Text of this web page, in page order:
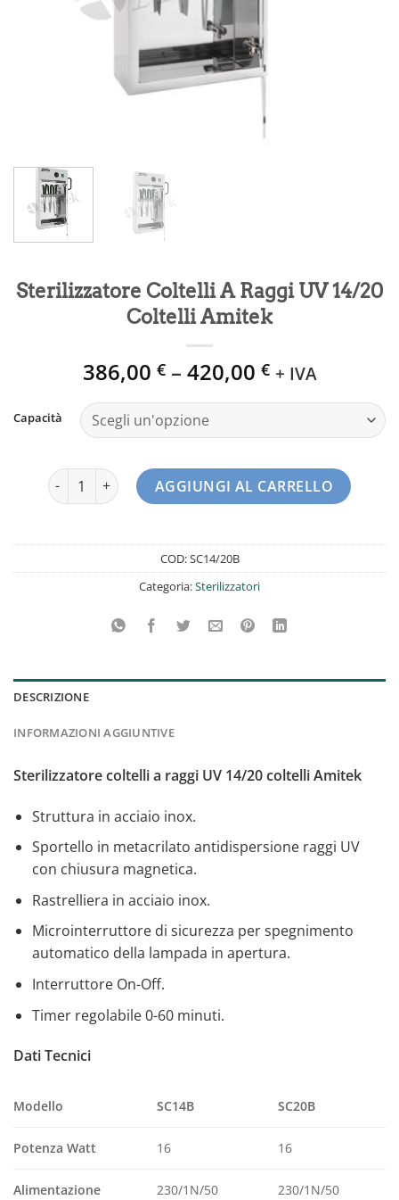
Sterilizzatore Coltelli A Raggi UV 14/20
Coltelli Amitek
386,00 €– 420,00 € + IVA
Capacità
Sterilizzatore Coltelli A Raggi UV 14/20 Coltelli Amitek
AGGIUNGI AL CARRELLO
COD:SC14/20B
Categoria:Sterilizzatori
DESCRIZIONE
INFORMAZIONI AGGIUNTIVE
Sterilizzatore coltelli a raggi UV 14/20 coltelli Amitek
Struttura in acciaio inox.
Sportello in metacrilato antidispersione raggi UV
con chiusura magnetica.
Rastrelliera in acciaio inox.
Microinterruttore di sicurezza per spegnimento
automatico della lampada in apertura.
Interruttore On-Off.
Timer regolabile 0-60 minuti.
Dati Tecnici
Modello SC14B SC20B
Potenza Watt 16 16
Alimentazione 230/1N/50 230/1N/50